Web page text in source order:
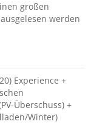
großen
werden
Experience +
Überschuss) +
Winter)